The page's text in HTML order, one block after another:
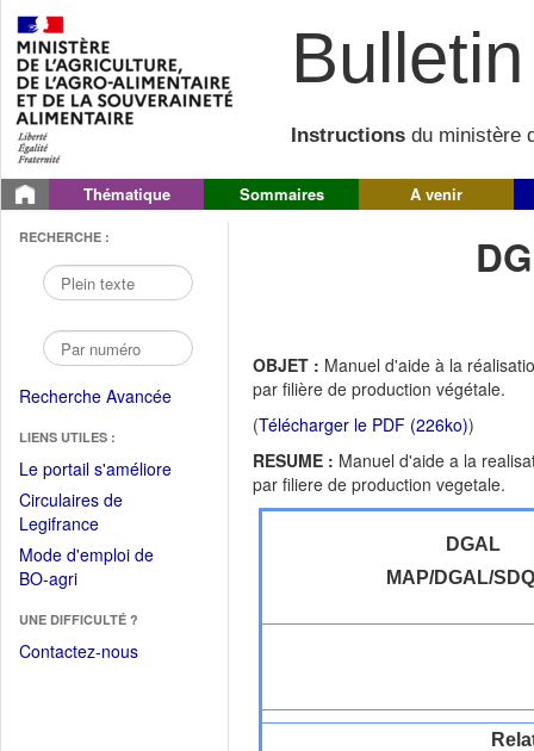
Instructions du ministère
Thématique Sommaires A venir
RECHERCHE :
Recherche Avancée
LIENS UTILES :
Le portail s'améliore(Fichier
Circulaires de
Legifrance(Ouvrir
dans
une
fenêtre)
Mode d'emploi de
BO-agri(Ouvrir
une
nouvelle
UNE DIFFICULTÉ ?
Contactez-nous
OBJET : Manuel d'aide à la
par filière de production végétale.
(Télécharger le PDF (226ko))
RESUME : Manuel d'aide a la
par filiere de production vegetale.
DGAL
MAP/DGAL/